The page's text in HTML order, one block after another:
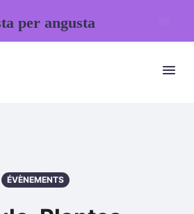
ÉVÈNEMENTS
per angusta